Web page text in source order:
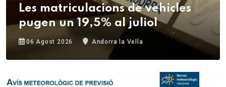
Les matriculacions de vehicles
pugen un 19,5% al juliol
06 Agost 2026 Andorra la Vella